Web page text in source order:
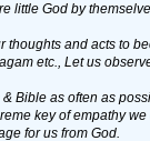
little God by
and acts to
etc., Let us
Bible as often as
key of empathy
for us from God.